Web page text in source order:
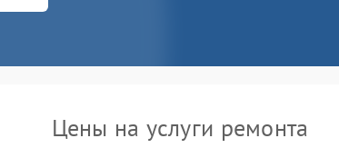
Цены на услуги ремонта